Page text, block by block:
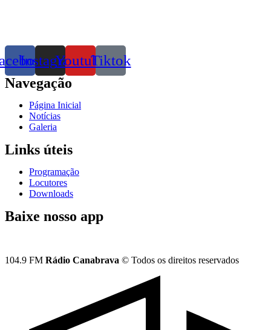
InstagramYoutubeTiktok
Navegação
Página Inicial
Notícias
Galeria
Links úteis
Programação
Locutores
Downloads
Baixe nosso app
104.9 FM Rádio Canabrava © Todos os direitos reservados